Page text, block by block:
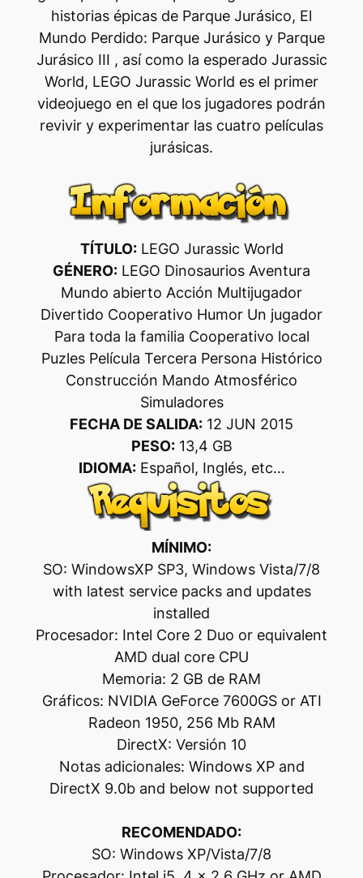
historias épicas de Parque Jurásico, El
Mundo Perdido: Parque Jurásico y Parque
Jurásico III , así como la esperado Jurassic
World, LEGO Jurassic World es el primer
videojuego en el que los jugadores podrán
revivir y experimentar las cuatro películas
jurásicas.
TÍTULO:LEGO Jurassic World
GÉNERO: LEGO Dinosaurios Aventura
Mundo abierto Acción Multijugador
Divertido Cooperativo Humor Un jugador
Para toda la familia Cooperativo local
Puzles Película Tercera Persona Histórico
Construcción Mando Atmosférico
Simuladores
FECHA DE SALIDA: 12 JUN 2015
PESO:13,4 GB
IDIOMA:Español, Inglés, etc…
MÍNIMO:
SO: WindowsXP SP3, Windows Vista/7/8
with latest service packs and updates
installed
Procesador: Intel Core 2 Duo or equivalent
AMD dual core CPU
Memoria: 2 GB de RAM
Gráficos: NVIDIA GeForce 7600GS or ATI
Radeon 1950, 256 Mb RAM
DirectX: Versión 10
Notas adicionales: Windows XP and
DirectX 9.0b and below not supported
RECOMENDADO:
SO: Windows XP/Vista/7/8